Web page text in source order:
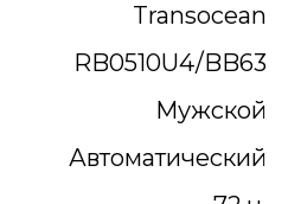
Transocean
RB0510U4/BB63
Мужской
Автоматический